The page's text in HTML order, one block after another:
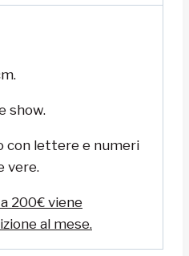
show.
con lettere e numeri
vere.
200€ viene
al mese.